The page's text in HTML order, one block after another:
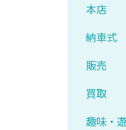
本店
納車式
販売
買取
趣味・